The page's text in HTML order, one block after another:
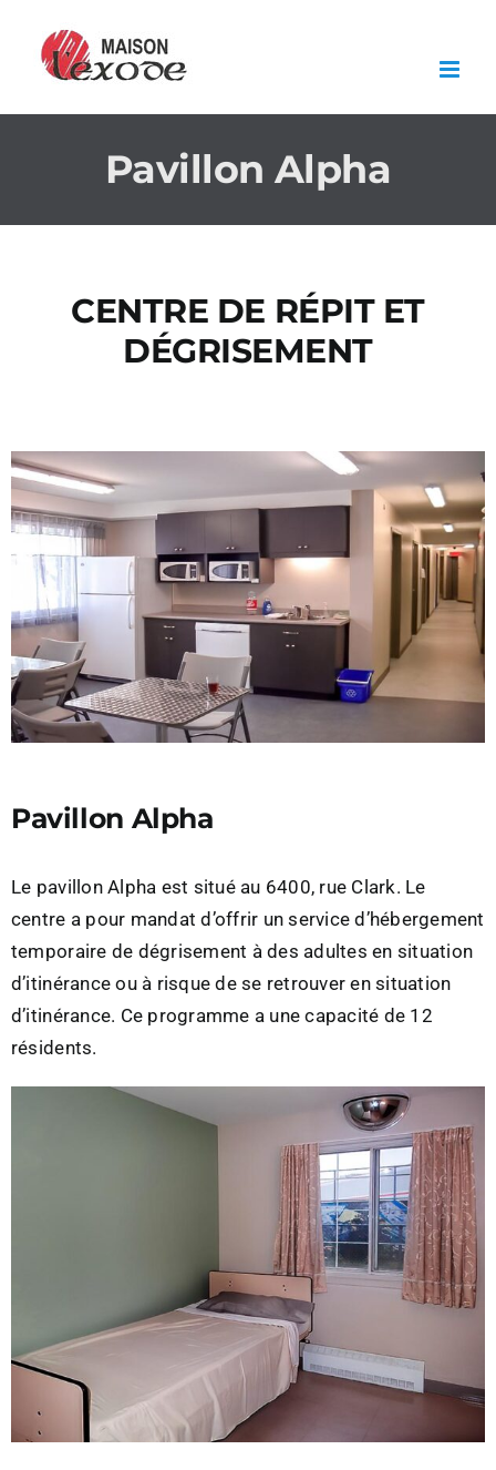
content
Pavillon Alpha
CENTRE DE RÉPIT ET
DÉGRISEMENT
Pavillon Alpha
Le pavillon Alpha est situé au 6400, rue Clark. Le
centre a pour mandat d’offrir un service d’hébergement
temporaire de dégrisement à des adultes en situation
d’itinérance ou à risque de se retrouver en situation
d’itinérance. Ce programme a une capacité de 12
résidents.